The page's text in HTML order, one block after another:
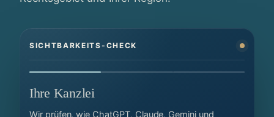
SICHTBARKEITS-CHECK
Ihre Kanzlei
Wir prüfen, wie ChatGPT, Claude, Gemini und